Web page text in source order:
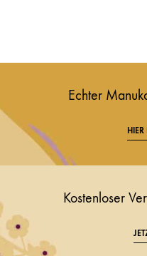
Echter
HIER
Kostenloser